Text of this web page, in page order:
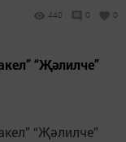
440 0 0
“Җәлилче”
“Җәлилче”